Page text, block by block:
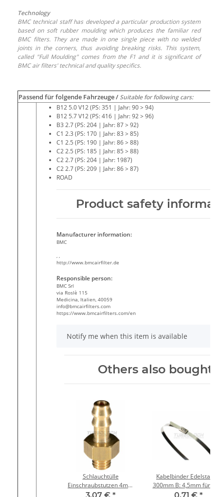
Technology
BMC technical staff has developed a particular production system
based on soft rubber moulding which produces the familiar red
BMC filters. They are made in one single piece with no welded
joints in the corners, thus avoiding breaking risks. This system,
called "Full Moulding" comes from the F1 and it is significant of
BMC air filters' technical and quality specifics.
Passend für folgende Fahrzeuge / Suitable for following cars:
B12 5.0 V12 (PS: 351 | Jahr: 90 > 94)
B12 5.7 V12 (PS: 416 | Jahr: 92 > 96)
B3 2.7 (PS: 204 | Jahr: 87 > 92)
C1 2.3 (PS: 170 | Jahr: 83 > 85)
C1 2.5 (PS: 190 | Jahr: 86 > 88)
C2 2.5 (PS: 185 | Jahr: 85 > 88)
C2 2.7 (PS: 204 | Jahr: 1987)
C2 2.7 (PS: 209 | Jahr: 86 > 87)
ROAD
Product safety
Manufacturer information:
BMC
, ,
http://www.bmcairfilter.de
Responsible person:
BMC Srl
via Roslè 115
Medicina, Italien, 40059
info@bmcairfilters.com
https://www.bmcairfilters.com/en
Notify me when this item is available
Others also bought:
Schlauchtülle
Einschraubstutzen 4mm
M5 Gewinde Messing
Kabelbinder Edelstahl
300mm B: 4,5mm für
Ø 80mm